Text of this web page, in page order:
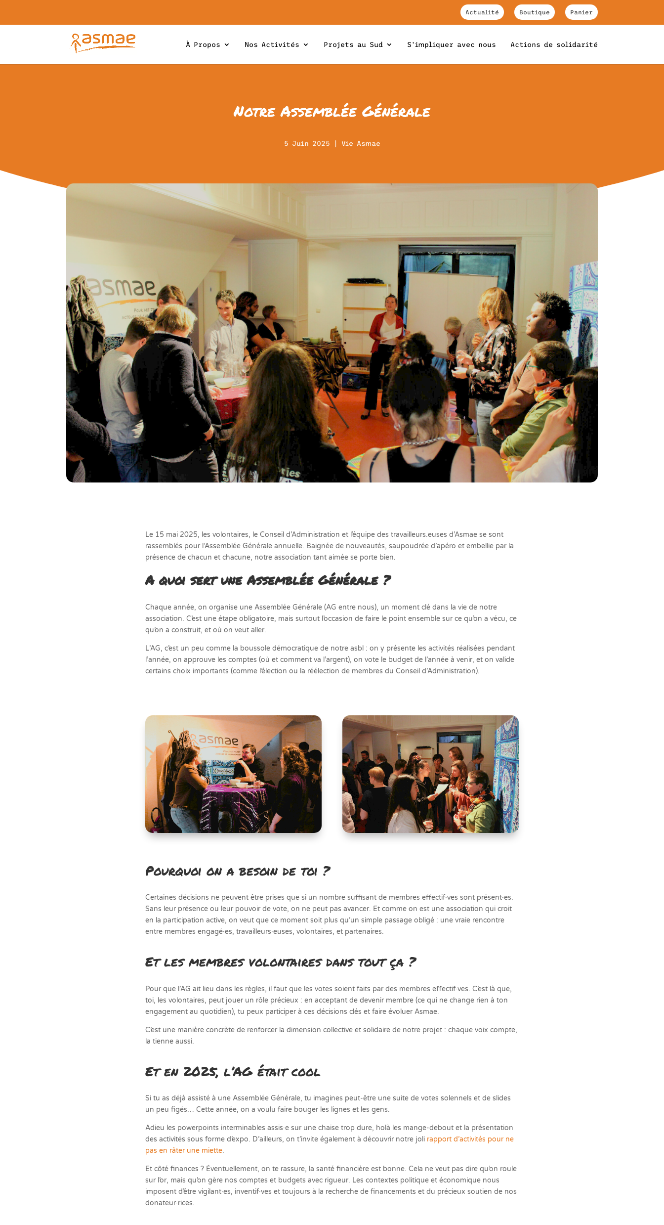
Actualité Boutique Panier
À Propos Nos Activités Projets au Sud S’impliquer avec nous Actions de solidarité
Notre Assemblée Générale
5 Juin 2025 Vie Asmae
Le 15 mai 2025, les volontaires, le Conseil d’Administration et l’équipe des travailleurs.euses d’Asmae se sont
rassemblés pour l’Assemblée Générale annuelle. Baignée de nouveautés, saupoudrée d’apéro et embellie par la
présence de chacun et chacune, notre association tant aimée se porte bien.
A quoi sert une Assemblée Générale ?
Chaque année, on organise une Assemblée Générale (AG entre nous), un moment clé dans la vie de notre
association. C’est une étape obligatoire, mais surtout l’occasion de faire le point ensemble sur ce qu’on a vécu, ce
qu’on a construit, et où on veut aller.
L’AG, c’est un peu comme la boussole démocratique de notre asbl : on y présente les activités réalisées pendant
l’année, on approuve les comptes (où et comment va l’argent), on vote le budget de l’année à venir, et on valide
certains choix importants (comme l’élection ou la réélection de membres du Conseil d’Administration).
Pourquoi on a besoin de toi ?
Certaines décisions ne peuvent être prises que si un nombre suffisant de membres effectif·ves sont présent·es.
Sans leur présence ou leur pouvoir de vote, on ne peut pas avancer. Et comme on est une association qui croit
en la participation active, on veut que ce moment soit plus qu’un simple passage obligé : une vraie rencontre
entre membres engagé·es, travailleurs·euses, volontaires, et partenaires.
Et les membres volontaires dans tout ça ?
Pour que l’AG ait lieu dans les règles, il faut que les votes soient faits par des membres effectif·ves. C’est là que,
toi, les volontaires, peut jouer un rôle précieux : en acceptant de devenir membre (ce qui ne change rien à ton
engagement au quotidien), tu peux participer à ces décisions clés et faire évoluer Asmae.
C’est une manière concrète de renforcer la dimension collective et solidaire de notre projet : chaque voix compte,
la tienne aussi.
Et en 2025, l’AG était cool
Si tu as déjà assisté à une Assemblée Générale, tu imagines peut-être une suite de votes solennels et de slides
un peu figés… Cette année, on a voulu faire bouger les lignes et les gens.
Adieu les powerpoints interminables assis·e sur une chaise trop dure, holà les mange-debout et la présentation
des activités sous forme d’expo. D’ailleurs, on t’invite également à découvrir notre joli rapport d’activités pour ne
pas en râter une miette.
Et côté finances ? Éventuellement, on te rassure, la santé financière est bonne. Cela ne veut pas dire qu’on roule
sur l’or, mais qu’on gère nos comptes et budgets avec rigueur. Les contextes politique et économique nous
imposent d’être vigilant·es, inventif·ves et toujours à la recherche de financements et du précieux soutien de nos
donateur·rices.